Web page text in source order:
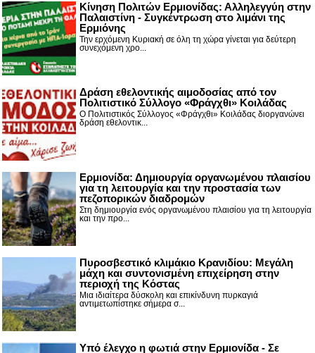
Κίνηση Πολιτών Ερμιονίδας: Αλληλεγγύη στην
Παλαιστίνη - Συγκέντρωση στο λιμάνι της
Ερμιόνης
Την ερχόμενη Κυριακή σε όλη τη χώρα γίνεται για δεύτερη
συνεχόμενη χρο...
Δράση εθελοντικής αιμοδοσίας από τον
Πολιτιστικό Σύλλογο «Φράγχθι» Κοιλάδας
Ο Πολιτιστικός Σύλλογος «Φράγχθι» Κοιλάδας διοργανώνει
δράση εθελοντικ...
Ερμιονίδα: Δημιουργία οργανωμένου πλαισίου
για τη λειτουργία και την προστασία των
πεζοπορικών διαδρομών
Στη δημιουργία ενός οργανωμένου πλαισίου για τη λειτουργία
και την προ...
Πυροσβεστικό κλιμάκιο Κρανιδίου: Μεγάλη
μάχη και συντονισμένη επιχείρηση στην
περιοχή της Κόστας
Μια ιδιαίτερα δύσκολη και επικίνδυνη πυρκαγιά
αντιμετωπίστηκε σήμερα σ...
Υπό έλεγχο η φωτιά στην Ερμιονίδα - Σε